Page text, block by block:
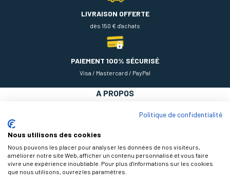
LIVRAISON OFFERTE
dès 150 € d'achats
PAIEMENT 100% SÉCURISÉ
Visa / Mastercard / PayPal
A PROPOS
Politique de confidentialité
Nous utilisons des cookies
Nous pouvons les placer pour analyser les données de nos visiteurs,
améliorer notre site Web, afficher un contenu personnalisé et vous faire
vivre une expérience inoubliable. Pour plus d'informations sur les cookies
que nous utilisons, ouvrez les paramètres.